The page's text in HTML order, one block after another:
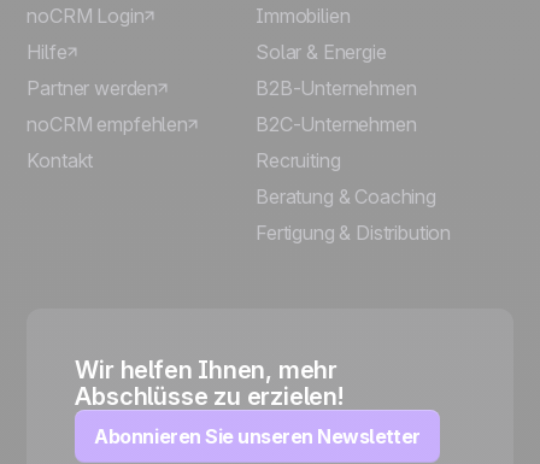
noCRM Login
Hilfe
Partner werden
noCRM empfehlen
Kontakt
Immobilien
Solar & Energie
B2B-Unternehmen
B2C-Unternehmen
Recruiting
Beratung & Coaching
Fertigung & Distribution
Wir helfen Ihnen, mehr
Abschlüsse zu erzielen!
Abonnieren Sie unseren Newsletter